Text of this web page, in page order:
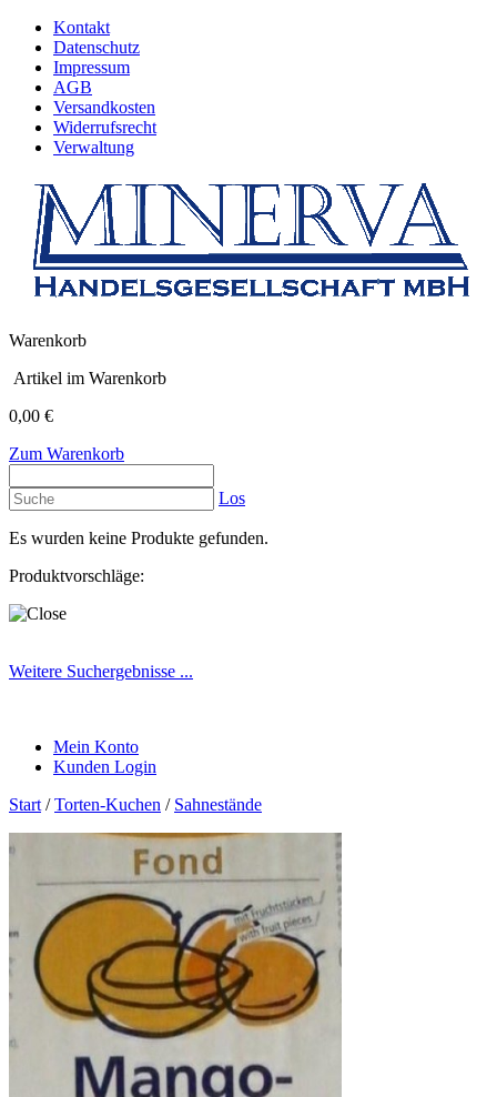
Kontakt
Datenschutz
Impressum
AGB
Versandkosten
Widerrufsrecht
Verwaltung
Warenkorb
Artikel im Warenkorb
0,00 €
Zum Warenkorb
Los
Es wurden keine Produkte gefunden.
Produktvorschläge:
Weitere Suchergebnisse ...
Mein Konto
Kunden Login
Start /Torten-Kuchen / Sahnestände